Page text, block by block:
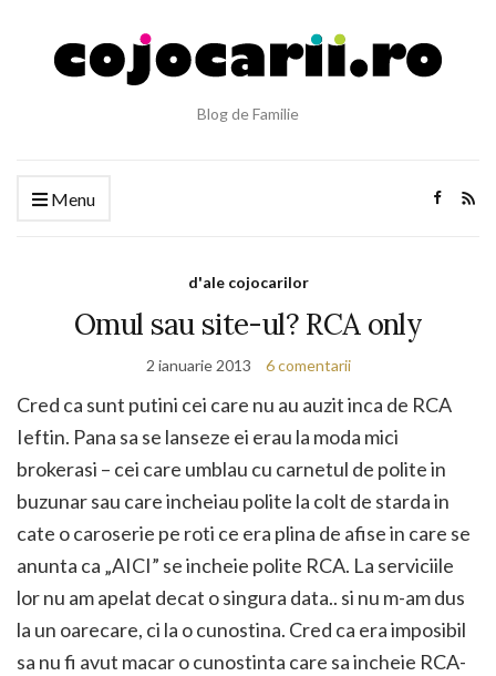
Blog de Familie
Menu
d'ale cojocarilor
Omul sau site-ul? RCA only
2 ianuarie 2013 6 comentarii
Cred ca sunt putini cei care nu au auzit inca de RCA
Ieftin. Pana sa se lanseze ei erau la moda mici
brokerasi – cei care umblau cu carnetul de polite in
buzunar sau care incheiau polite la colt de starda in
cate o caroserie pe roti ce era plina de afise in care se
anunta ca „AICI” se incheie polite RCA. La serviciile
lor nu am apelat decat o singura data.. si nu m-am dus
la un oarecare, ci la o cunostina. Cred ca era imposibil
sa nu fi avut macar o cunostinta care sa incheie RCA-